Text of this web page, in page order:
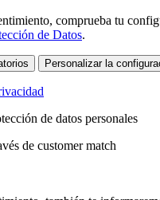
comprueba tu
de Datos.
Personalizar la
de datos personales
de customer match